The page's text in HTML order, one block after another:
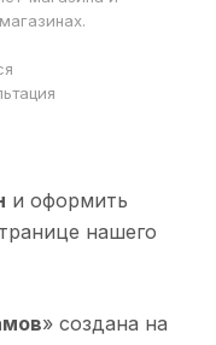
и оформить
нашего
» создана на